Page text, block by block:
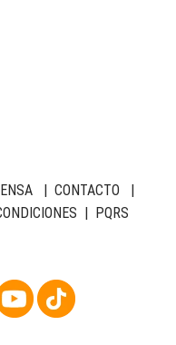
| CONTACTO
PQRS